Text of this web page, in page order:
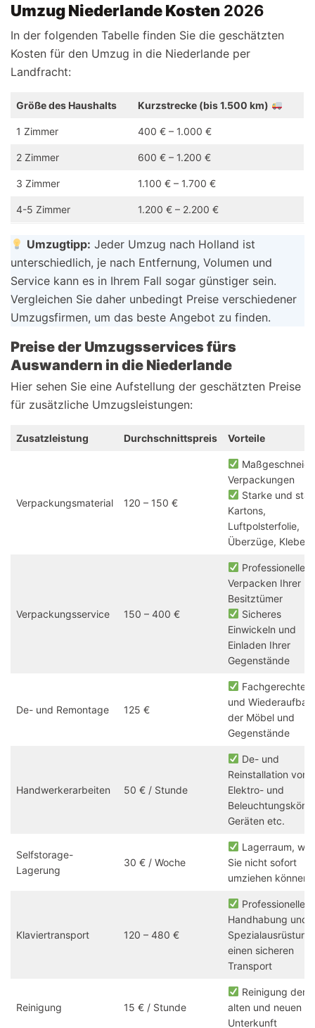
Umzug Niederlande Kosten 2026
In der folgenden Tabelle finden Sie die geschätzten
Kosten für den Umzug in die Niederlande per
Landfracht:
Größe des Haushalts Kurzstrecke (bis 1.500 km)
1 Zimmer 400 € – 1.000 €
2 Zimmer 600 € – 1.200 €
3 Zimmer 1.100 € – 1.700 €
4-5 Zimmer 1.200 € – 2.200 €
Umzugtipp: Jeder Umzug nach Holland ist
unterschiedlich, je nach Entfernung, Volumen und
Service kann es in Ihrem Fall sogar günstiger sein.
Vergleichen Sie daher unbedingt Preise verschiedener
Umzugsfirmen, um das beste Angebot zu finden.
Preise der Umzugsservices fürs
Auswandern in die Niederlande
Hier sehen Sie eine Aufstellung der geschätzten Preise
für zusätzliche Umzugsleistungen:
Zusatzleistung Durchschnittspreis Vorteile
Verpackungsmaterial 120 – 150 €
Verpackungen
Starke und
Kartons,
Luftpolsterfolie,
Überzüge,
Verpackungsservice 150 – 400 €
Professionelles
Verpacken Ihrer
Besitztümer
Sicheres
Einwickeln und
Einladen Ihrer
Gegenstände
De- und Remontage 125 €
Fachgerechter
und Wiederaufbau
der Möbel und
Gegenstände
Handwerkerarbeiten 50 € / Stunde
De- und
Reinstallation von
Elektro- und
Geräten etc.
Selfstorage-
Lagerung
30 € / Woche
Lagerraum,
Sie nicht sofort
umziehen können
Klaviertransport 120 – 480 €
Professionelle
Handhabung und
einen sicheren
Transport
Reinigung 15 € / Stunde
Reinigung der
alten und neuen
Unterkunft